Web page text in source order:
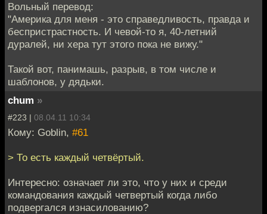
Вольный перевод:
"Америка для меня - это справедливость, правда и
беспристрастность. И чевой-то я, 40-летний
дуралей, ни хера тут этого пока не вижу."
Такой вот, панимашь, разрыв, в том числе и
шаблонов, у дядьки.
chum »
#223 | 08.04.11 10:34
Кому: Goblin, #61
> То есть каждый четвёртый.
Интересно: означает ли это, что у них и среди
командования каждый четвертый когда либо
подвергался изнасилованию?